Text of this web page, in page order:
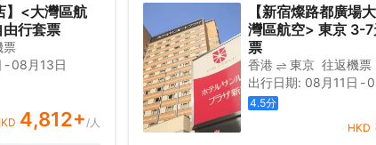
全景。每間客
視頻點播
池放鬆身心、
費）。酒店還
使用免費無線
式和歐洲美
酒吧享有壯
盛的國際自助
去酒店咖啡廳，舒適的環境，可供您休憩
喜歡安靜的用餐，酒店可以提供房間送
得酒店的餐飲無法滿足您挑剔的味蕾，
Le Mange-Tout（ル・マンジュ・トゥー
菜）品嚐下一流的推薦美食鹿肉肉排，豪
久保）（日本料理）和傳（傳）（創意菜
不錯之選。酒店的商務中心提供優質服務
客選擇入住這裏的原因。工作人員可根據
接機服務。
】<大灣區航
行套票
票
-08月13日
4,812+/人
【新宿燦路都廣場
灣區航空> 東京 3-
票
香港 東京 往返機票
出行日期: 08月11日 -
4.5分
HKD